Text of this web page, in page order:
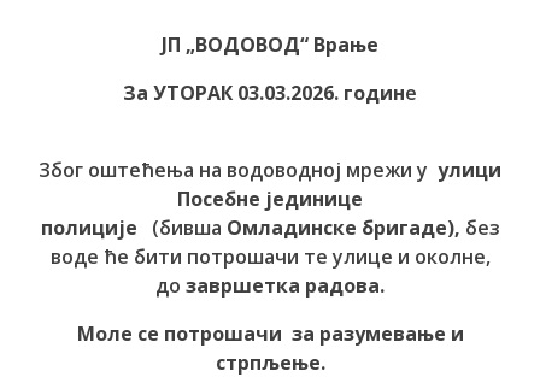
ЈП „ВОДОВОД“ Врање
За УТОРАК 03.03.2026. године
Због оштећења на водоводној мрежи у улици
Посебне јединице
полиције (бивша Омладинске бригаде), без
воде ће бити потрошачи те улице и околне,
до завршетка радова.
Моле се потрошачи за разумевање и
стрпљење.